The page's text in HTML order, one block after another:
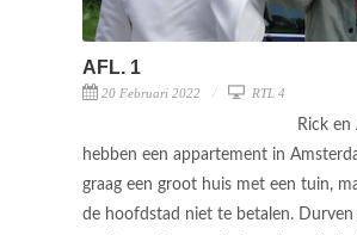
AFL. 1
20 Februari 2022 RTL 4
Rick
hebben een appartement in
graag een groot huis met een tuin,
de hoofdstad niet te betalen. Durven